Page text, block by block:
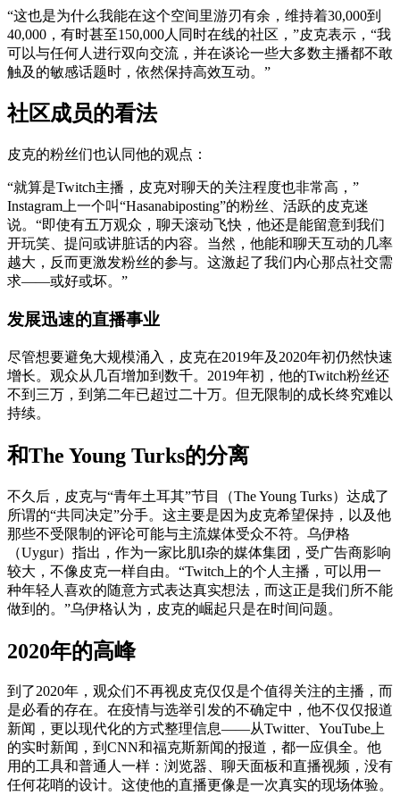
“这也是为什么我能在这个空间里游刃有余，维持着30,000到
40,000，有时甚至150,000人同时在线的社区，”皮克表示，“我
可以与任何人进行双向交流，并在谈论一些大多数主播都不敢
触及的敏感话题时，依然保持高效互动。”
社区成员的看法
皮克的粉丝们也认同他的观点：
“就算是Twitch主播，皮克对聊天的关注程度也非常高，”
Instagram上一个叫“Hasanabiposting”的粉丝、活跃的皮克迷
说。“即使有五万观众，聊天滚动飞快，他还是能留意到我们
开玩笑、提问或讲脏话的内容。当然，他能和聊天互动的几率
越大，反而更激发粉丝的参与。这激起了我们内心那点社交需
求——或好或坏。”
发展迅速的直播事业
尽管想要避免大规模涌入，皮克在2019年及2020年初仍然快速
增长。观众从几百增加到数千。2019年初，他的Twitch粉丝还
不到三万，到第二年已超过二十万。但无限制的成长终究难以
持续。
和The Young Turks的分离
不久后，皮克与“青年土耳其”节目（The Young Turks）达成了
所谓的“共同决定”分手。这主要是因为皮克希望保持，以及他
那些不受限制的评论可能与主流媒体受众不符。乌伊格
（Uygur）指出，作为一家比肌I杂的媒体集团，受广告商影响
较大，不像皮克一样自由。“Twitch上的个人主播，可以用一
种年轻人喜欢的随意方式表达真实想法，而这正是我们所不能
做到的。”乌伊格认为，皮克的崛起只是在时间问题。
2020年的高峰
到了2020年，观众们不再视皮克仅仅是个值得关注的主播，而
是必看的存在。在疫情与选举引发的不确定中，他不仅仅报道
新闻，更以现代化的方式整理信息——从Twitter、YouTube上
的实时新闻，到CNN和福克斯新闻的报道，都一应俱全。他
用的工具和普通人一样：浏览器、聊天面板和直播视频，没有
任何花哨的设计。这使他的直播更像是一次真实的现场体验。